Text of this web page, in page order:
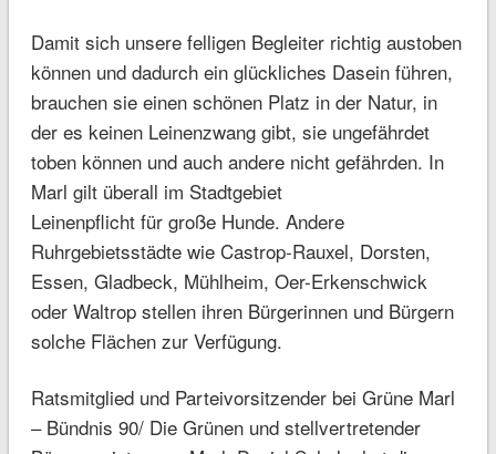
Damit sich unsere felligen Begleiter richtig austoben
können und dadurch ein glückliches Dasein führen,
brauchen sie einen schönen Platz in der Natur, in
der es keinen Leinenzwang gibt, sie ungefährdet
toben können und auch andere nicht gefährden. In
Marl gilt überall im Stadtgebiet
Leinenpflicht für große Hunde. Andere
Ruhrgebietsstädte wie Castrop-Rauxel, Dorsten,
Essen, Gladbeck, Mühlheim, Oer-Erkenschwick
oder Waltrop stellen ihren Bürgerinnen und Bürgern
solche Flächen zur Verfügung.
Ratsmitglied und Parteivorsitzender bei Grüne Marl
– Bündnis 90/ Die Grünen und stellvertretender